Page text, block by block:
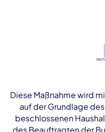
Diese Maßnahme wird
auf der Grundlage
beschlossenen
des Beauftragten der